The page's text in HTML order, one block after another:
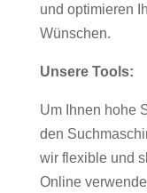
und optimieren
Wünschen.
Unsere Tools:
Um Ihnen hohe
den
wir flexible und
Online